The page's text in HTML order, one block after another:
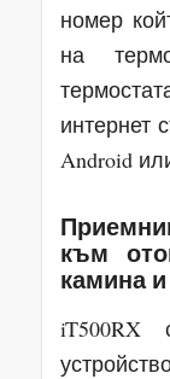
номер
на
интернет
Android
към
камина
iT500RX